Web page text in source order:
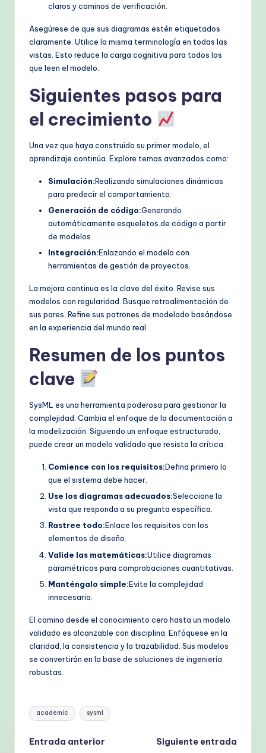
claros y caminos de verificación.
Asegúrese de que sus diagramas estén etiquetados
claramente. Utilice la misma terminología en todas las
vistas. Esto reduce la carga cognitiva para todos los
que leen el modelo.
Siguientes pasos para
el crecimiento
Una vez que haya construido su primer modelo, el
aprendizaje continúa. Explore temas avanzados como:
Simulación:Realizando simulaciones dinámicas
para predecir el comportamiento.
Generación de código:Generando
automáticamente esqueletos de código a partir
de modelos.
Integración:Enlazando el modelo con
herramientas de gestión de proyectos.
La mejora continua es la clave del éxito. Revise sus
modelos con regularidad. Busque retroalimentación de
sus pares. Refine sus patrones de modelado basándose
en la experiencia del mundo real.
Resumen de los puntos
clave
SysML es una herramienta poderosa para gestionar la
complejidad. Cambia el enfoque de la documentación a
la modelización. Siguiendo un enfoque estructurado,
puede crear un modelo validado que resista la crítica.
Comience con los requisitos:Defina primero lo
que el sistema debe hacer.
Use los diagramas adecuados:Seleccione la
vista que responda a su pregunta específica.
Rastree todo:Enlace los requisitos con los
elementos de diseño.
Valide las matemáticas:Utilice diagramas
paramétricos para comprobaciones cuantitativas.
Manténgalo simple:Evite la complejidad
innecesaria.
El camino desde el conocimiento cero hasta un modelo
validado es alcanzable con disciplina. Enfóquese en la
claridad, la consistencia y la trazabilidad. Sus modelos
se convertirán en la base de soluciones de ingeniería
robustas.
Etiquetas:
academic sysml
Navegación
Entrada anterior Siguiente entrada